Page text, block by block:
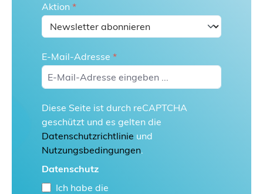
Aktion *
E-Mail-Adresse *
Diese Seite ist durch reCAPTCHA
geschützt und es gelten die
Datenschutzrichtlinie und
Nutzungsbedingungen.
Datenschutz
Ich habe die